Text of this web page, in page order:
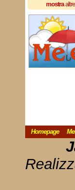
mostra
Homepage